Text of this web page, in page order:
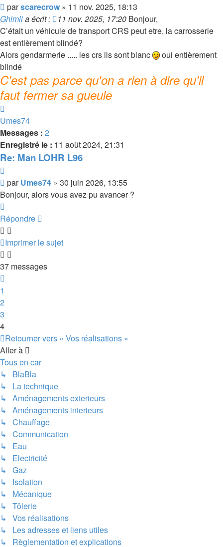
Message
parscarecrow » 11 nov. 2025, 18:13
Ghimlia écrit : 11 nov. 2025, 17:20 Bonjour,
C’était un véhicule de transport CRS peut etre, la carrosserie
est entièrement blindé?
Alors gendarmerie ..... les crs ils sont blanc
oui entièrement
blindé
C'est pas parce qu'on a rien à dire qu'il
faut fermer sa gueule
Umes74
Messages : 2
Enregistré le : 11 août 2024, 21:31
Re: Man LOHR L96
Message
parUmes74 » 30 juin 2026, 13:55
Bonjour, alors vous avez pu avancer ?
Répondre
Imprimer le sujet
37 messages
1
2
3
4
Retourner vers « Vos réalisations »
Aller à
Tous en car
↳ BlaBla
↳ La technique
↳ Aménagements exterieurs
↳ Aménagements interieurs
↳ Chauffage
↳ Communication
↳ Eau
↳ Electricité
↳ Gaz
↳ Isolation
↳ Mécanique
↳ Tôlerie
↳ Vos réalisations
↳ Les adresses et liens utiles
↳ Règlementation et explications